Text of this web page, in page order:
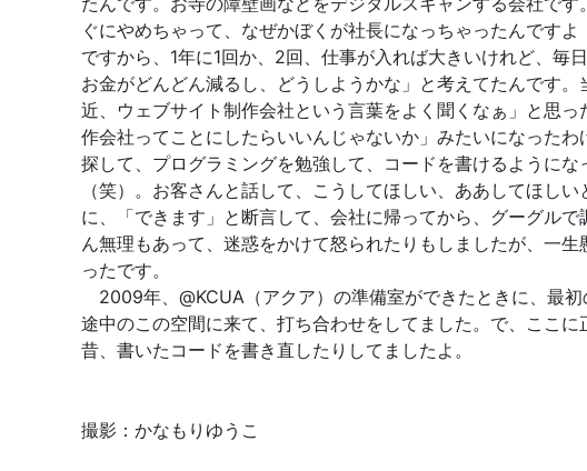
ぐにやめちゃって、なぜかぼくが社長になっちゃったんです
ですから、1年に1回か、2回、仕事が入れば大きいけれど、毎
お金がどんどん減るし、どうしようかな」と考えてたんです
近、ウェブサイト制作会社という言葉をよく聞くなぁ」と思
作会社ってことにしたらいいんじゃないか」みたいになった
探して、プログラミングを勉強して、コードを書けるように
（笑）。お客さんと話して、こうしてほしい、ああしてほし
に、「できます」と断言して、会社に帰ってから、グーグル
ん無理もあって、迷惑をかけて怒られたりもしましたが、一
ったです。
2009年、@KCUA（アクア）の準備室ができたときに、最
途中のこの空間に来て、打ち合わせをしてました。で、ここ
昔、書いたコードを書き直したりしてましたよ。
撮影：かなもりゆうこ